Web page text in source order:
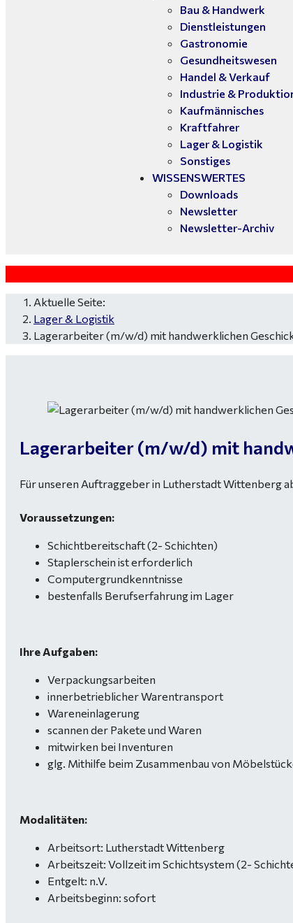
Bau & Handwerk
Dienstleistungen
Gastronomie
Gesundheitswesen
Handel & Verkauf
Industrie &
Kaufmännisches
Kraftfahrer
Lager & Logistik
Sonstiges
WISSENSWERTES
Downloads
Newsletter
Newsletter-Archiv
Aktuelle Seite:
Lager & Logistik
Lagerarbeiter (m/w/d) mit handwerklichen
Lagerarbeiter (m/w/d) mit
Für unseren Auftraggeber in Lutherstadt Wittenberg
Voraussetzungen:
Schichtbereitschaft (2- Schichten)
Staplerschein ist erforderlich
Computergrundkenntnisse
bestenfalls Berufserfahrung im Lager
Ihre Aufgaben:
Verpackungsarbeiten
innerbetrieblicher Warentransport
Wareneinlagerung
scannen der Pakete und Waren
mitwirken bei Inventuren
glg. Mithilfe beim Zusammenbau von
Modalitäten:
Arbeitsort: Lutherstadt Wittenberg
Arbeitszeit: Vollzeit im Schichtsystem (2-
Entgelt: n.V.
Arbeitsbeginn: sofort